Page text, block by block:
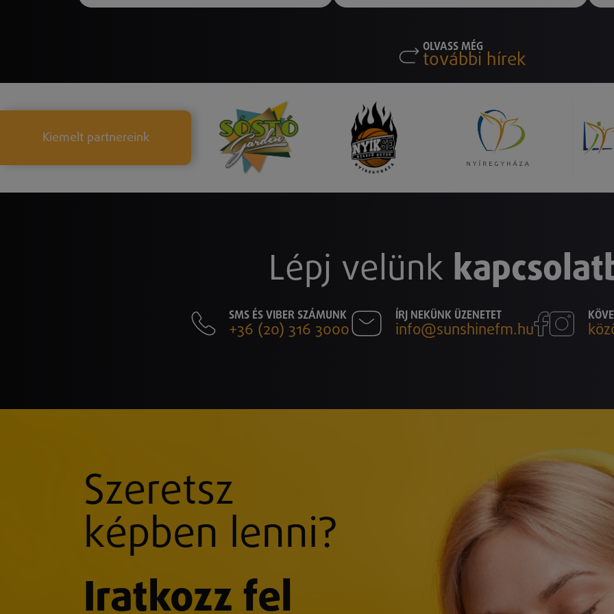
OLVASS MÉG
további hírek
Kiemelt partnereink
Lépj velünk
SMS ÉS VIBER SZÁMUNK
+36 (20) 316 3000
ÍRJ NEKÜNK ÜZENETET
info@sunshinefm.hu
Szeretsz
képben lenni?
Iratkozz fel